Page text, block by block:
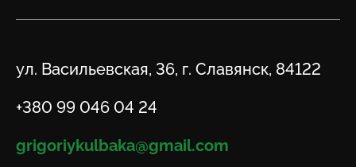
Адрес
ул. Васильевская, 36, г. Славянск, 84122
Телефон
+380 99 046 04 24
Email
grigoriykulbaka@gmail.com